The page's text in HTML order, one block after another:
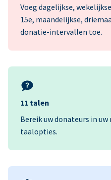
Voeg dagelijkse,
15e, maandelijkse,
donatie-intervallen toe.
11 talen
Bereik uw donateurs in
taalopties.